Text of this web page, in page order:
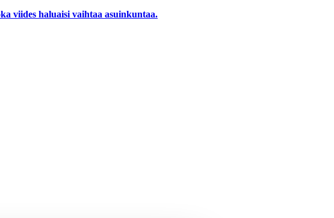
viides haluaisi vaihtaa asuinkuntaa.